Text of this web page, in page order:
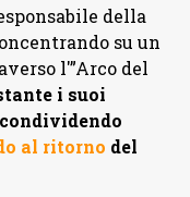
della
su un
l'”Arco del
i suoi
al ritorno del